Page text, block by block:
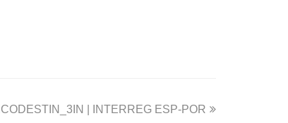
| INTERREG ESP-POR